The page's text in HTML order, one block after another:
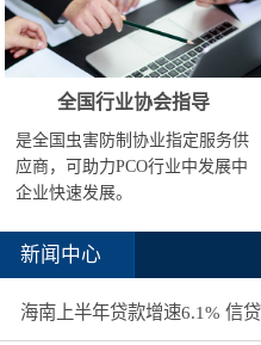
全国行业协会指导
是全国虫害防制协业指定服务供
应商，可助力PCO行业中发展中
企业快速发展。
新闻中心